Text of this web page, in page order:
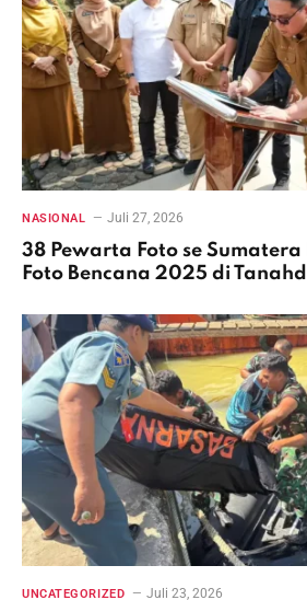
NASIONAL Juli 27, 2026
38 Pewarta Foto se
Foto Bencana 2025 di
UNCATEGORIZED Juli 23, 2026